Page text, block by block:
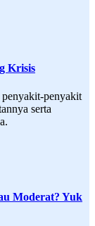
Krisis
penyakit
serta
Moderat? Yuk